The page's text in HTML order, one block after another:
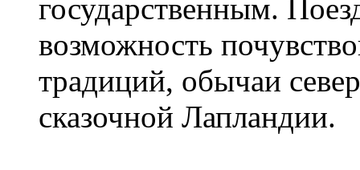
государственным.
возможность
традиций, обычаи
сказочной Лапландии.